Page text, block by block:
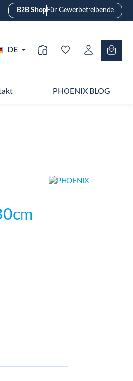
B2B Shop Für Gewerbetreibende
DE
PHOENIX BLOG